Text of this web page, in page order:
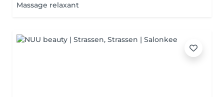
Massage relaxant